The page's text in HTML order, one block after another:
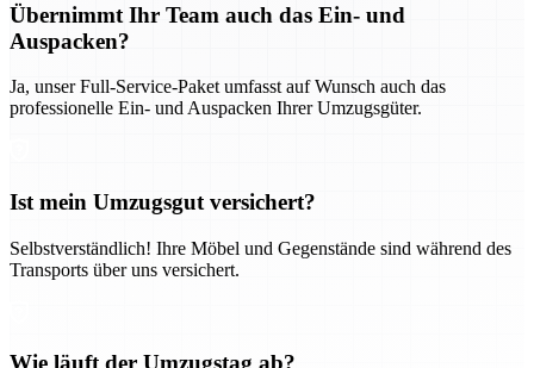
Übernimmt Ihr Team auch das Ein- und
Auspacken?
Ja, unser Full-Service-Paket umfasst auf Wunsch auch das
professionelle Ein- und Auspacken Ihrer Umzugsgüter.
Ist mein Umzugsgut versichert?
Selbstverständlich! Ihre Möbel und Gegenstände sind während des
Transports über uns versichert.